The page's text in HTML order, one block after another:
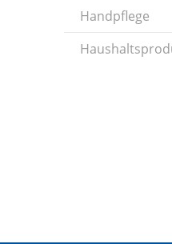
Handpflege